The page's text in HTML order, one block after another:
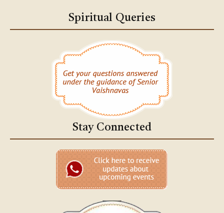
Spiritual Queries
Stay Connected